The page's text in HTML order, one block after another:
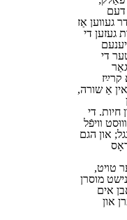
דעם
געװען אַז
די
די
קרײַז
אַ שורה,
חיות. די
װיפֿל
און הגם
טױט,
מוסרן
אים
און